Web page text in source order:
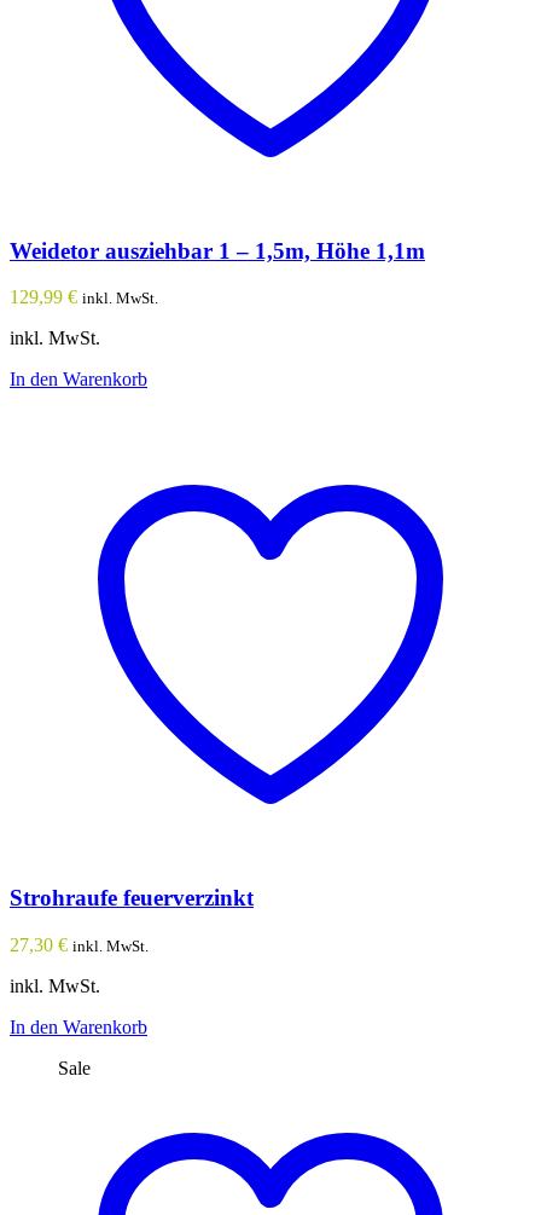
Weidetor ausziehbar 1 – 1,5m, Höhe 1,1m
129,99 € inkl. MwSt.
inkl. MwSt.
In den Warenkorb
Strohraufe feuerverzinkt
27,30 € inkl. MwSt.
inkl. MwSt.
In den Warenkorb
Sale